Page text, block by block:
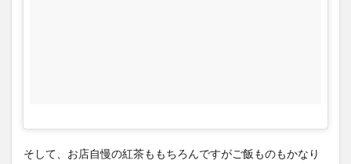
そして、お店自慢の紅茶ももちろんですがご飯ものもかなり